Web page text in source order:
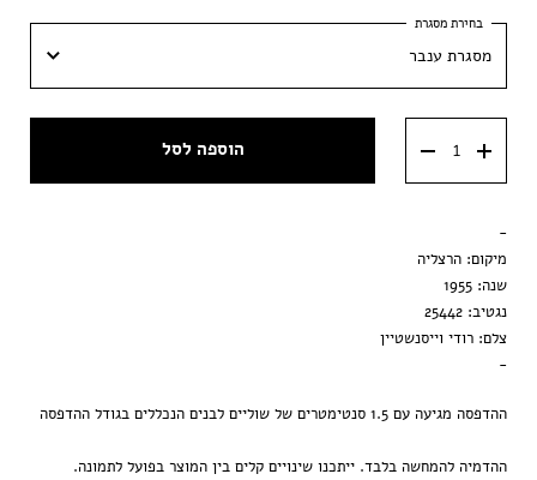
30x40 ס״מ
40x60 ס״מ
50x70 ס״מ
מסגרת ענבר
מסגרת וונגה
הדפסה בלבד
הוספה לסל
-
מיקום: הרצליה
שנה: 1955
נגטיב: 25442
צלם: רודי וייסנשטיין
-
ההדפסה מגיעה עם 1.5 סנטימטרים של שוליים לבנים הנכללים בגודל ההדפסה
ההדמיה להמחשה בלבד. ייתכנו שינויים קלים בין המוצר בפועל לתמונה.